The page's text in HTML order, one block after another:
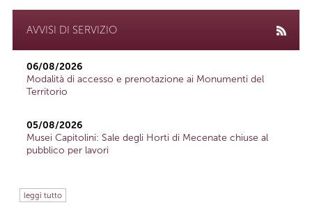
AVVISI DI SERVIZIO
06/08/2026
Modalità di accesso e prenotazione ai Monumenti del
Territorio
05/08/2026
Musei Capitolini: Sale degli Horti di Mecenate chiuse al
pubblico per lavori
leggi tutto